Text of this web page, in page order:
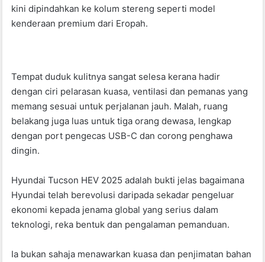
kini dipindahkan ke kolum stereng seperti model
kenderaan premium dari Eropah.
Tempat duduk kulitnya sangat selesa kerana hadir
dengan ciri pelarasan kuasa, ventilasi dan pemanas yang
memang sesuai untuk perjalanan jauh. Malah, ruang
belakang juga luas untuk tiga orang dewasa, lengkap
dengan port pengecas USB-C dan corong penghawa
dingin.
Hyundai Tucson HEV 2025 adalah bukti jelas bagaimana
Hyundai telah berevolusi daripada sekadar pengeluar
ekonomi kepada jenama global yang serius dalam
teknologi, reka bentuk dan pengalaman pemanduan.
Ia bukan sahaja menawarkan kuasa dan penjimatan bahan